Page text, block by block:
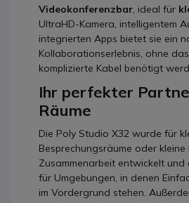
Videokonferenzbar, ideal für
UltraHD-Kamera, intelligentem
integrierten Apps bietet sie ein
Kollaborationserlebnis, ohne
komplizierte Kabel benötigt
Ihr perfekter
Räume
Die Poly Studio X32 wurde für
Besprechungsräume oder kleine
Zusammenarbeit entwickelt
für Umgebungen, in denen
im Vordergrund stehen.